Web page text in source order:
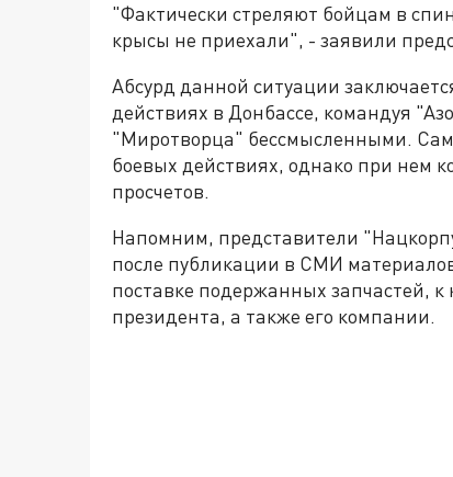
"Фактически стреляют бойцам в
крысы не приехали", - заявили
Абсурд данной ситуации
действиях в Донбассе, командуя
"Миротворца" бессмысленными.
боевых действиях, однако при нем
просчетов.
Напомним, представители
после публикации в СМИ
поставке подержанных запчастей,
президента, а также его компании.